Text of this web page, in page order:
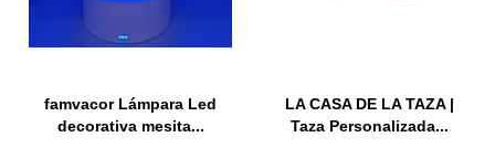
famvacor Lámpara Led
decorativa mesita...
LA CASA DE LA TAZA |
Taza Personalizada...